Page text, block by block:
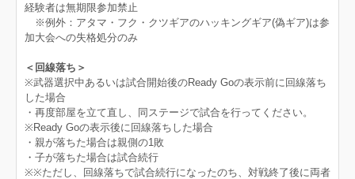
経験者は無期限参加禁止
※例外：アタマ・フク・クツギアのハッキングギア(偽ギア)は参
加大会への失格処分のみ
＜回線落ち＞
※武器選択中あるいは試合開始後のReady Goの表示前に回線落ち
した場合
・再度部屋を立て直し、同ステージで試合を行ってください。
※Ready Goの表示後に回線落ちした場合
・親が落ちた場合は親側の1敗
・子が落ちた場合は試合続行
※※ただし、回線落ちで試合続行になったのち、対戦終了後に両者